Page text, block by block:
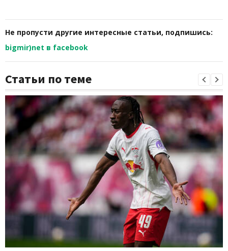
Не пропусти другие интересные статьи, подпишись:
bigmir)net в facebook
Статьи по теме